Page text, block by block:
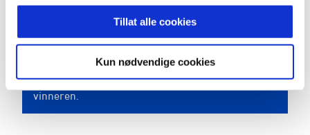
Tillat alle cookies
Kun nødvendige cookies
16 flotte kandidater er klare for finalen i Årets
fotballfrivillig! Nå gjenstår det bare å finne
vinneren.